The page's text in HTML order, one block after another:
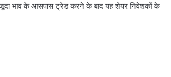
भाव के आसपास ट्रेड करने के बाद यह शेयर निवेशकों के